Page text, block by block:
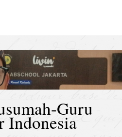
Guru
Indonesia